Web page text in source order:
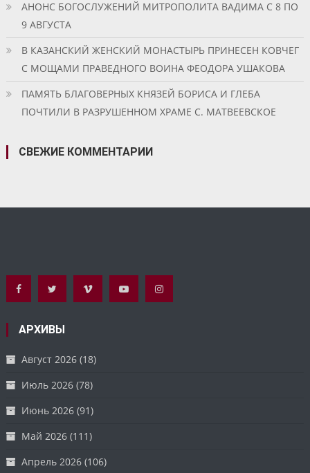
АНОНС БОГОСЛУЖЕНИЙ МИТРОПОЛИТА ВАДИМА С 8 ПО
9 АВГУСТА
В КАЗАНСКИЙ ЖЕНСКИЙ МОНАСТЫРЬ ПРИНЕСЕН КОВЧЕГ
С МОЩАМИ ПРАВЕДНОГО ВОИНА ФЕОДОРА УШАКОВА
ПАМЯТЬ БЛАГОВЕРНЫХ КНЯЗЕЙ БОРИСА И ГЛЕБА
ПОЧТИЛИ В РАЗРУШЕННОМ ХРАМЕ С. МАТВЕЕВСКОЕ
СВЕЖИЕ КОММЕНТАРИИ
АРХИВЫ
Август 2026 (18)
Июль 2026 (78)
Июнь 2026 (91)
Май 2026 (111)
Апрель 2026 (106)